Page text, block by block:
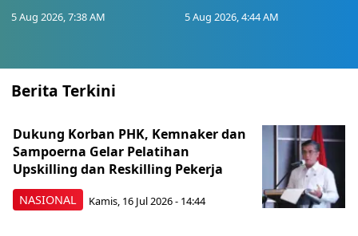
5 Aug 2026, 7:38 AM 5 Aug 2026, 4:44 AM
Berita Terkini
NASIONAL
Dukung Korban PHK, Kemnaker dan
Sampoerna Gelar Pelatihan
Upskilling dan Reskilling Pekerja
Kamis, 16 Jul 2026 - 14:44